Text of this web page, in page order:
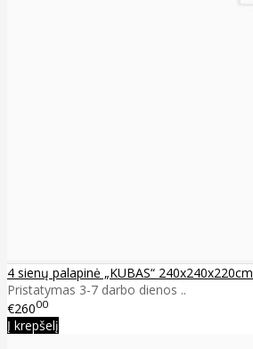
4 sienų palapinė „KUBAS“ 240x240x220cm
Pristatymas 3-7 darbo dienos ..
€26000
Į krepšelį